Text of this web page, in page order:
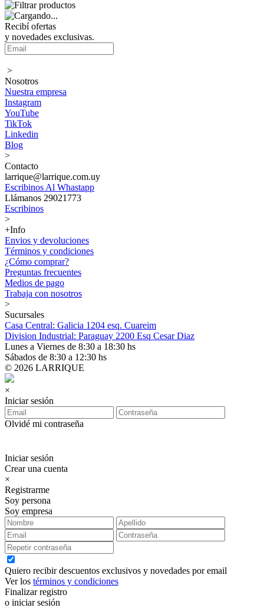
Recibí ofertas
y novedades exclusivas.
>
Nosotros
Nuestra empresa
Instagram
YouTube
TikTok
Linkedin
Blog
>
Contacto
larrique@larrique.com.uy
Escribinos Al Whastapp
Llámanos 29021773
Escribinos
>
+Info
Envios y devoluciones
Términos y condiciones
¿Cómo comprar?
Preguntas frecuentes
Medios de pago
Trabaja con nosotros
>
Sucursales
Casa Central: Galicia 1204 esq. Cuareim
Division Industrial: Paraguay 2200 Esq Cesar Diaz
Lunes a Viernes de 8:30 a 18:30 hs
Sábados de 8:30 a 12:30 hs
© 2026 LARRIQUE
×
Iniciar sesión
Olvidé mi contraseña
Iniciar sesión
Crear una cuenta
×
Registrarme
Soy persona
Soy empresa
Quiero recibir descuentos exclusivos y novedades por email
Ver los términos y condiciones
Finalizar registro
o iniciar sesión